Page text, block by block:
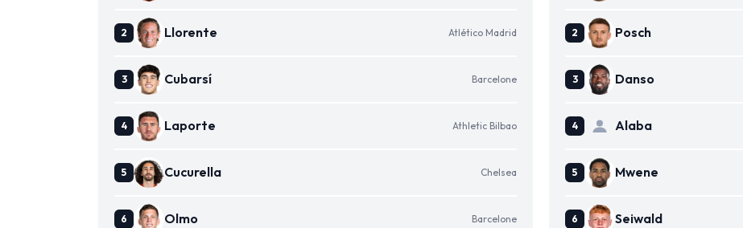
Llorente Atlético Madrid
Cubarsí Barcelone
Laporte Athletic Bilbao
Cucurella Chelsea
Olmo Barcelone
Posch
Danso
Alaba
Mwene
Seiwald